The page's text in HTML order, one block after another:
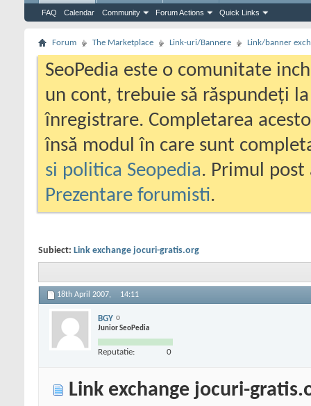
FAQ Calendar Community Forum Actions Quick Links
Forum The Marketplace Link-uri/Bannere Link/banner
SeoPedia este o comunitate
un cont, trebuie să răspundeți
înregistrare. Completarea
însă modul în care sunt
si politica Seopedia. Primul
Prezentare forumisti.
Subiect: Link exchange jocuri-gratis.org
18th April 2007, 14:11
BGY
Junior SeoPedia
Reputatie: 0
Link exchange jocuri-